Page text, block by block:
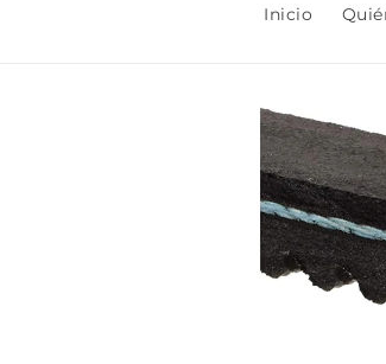
Inicio
a la
información
del